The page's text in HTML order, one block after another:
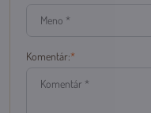
Komentár:*